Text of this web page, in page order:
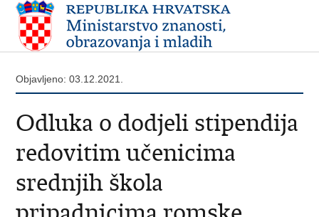
Objavljeno: 03.12.2021.
Odluka o dodjeli stipendija
redovitim učenicima
srednjih škola